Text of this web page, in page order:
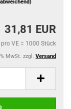
31,81 EUR
pro VE = 1000 Stück
MwSt. zzgl. Versand